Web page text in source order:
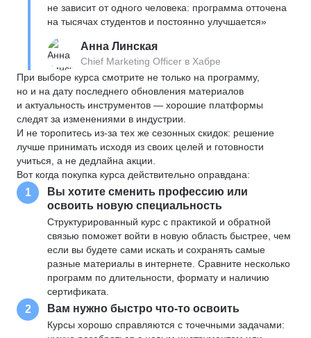
не зависит от одного человека: программа отточена
на тысячах студентов и постоянно улучшается»
Анна Линская
Chief Marketing Officer в Хабре
При выборе курса смотрите не только на программу,
но и на дату последнего обновления материалов
и актуальность инструментов — хорошие платформы
следят за изменениями в индустрии.
И не торопитесь из-за тех же сезонных скидок: решение
лучше принимать исходя из своих целей и готовности
учиться, а не дедлайна акции.
Вот когда покупка курса действительно оправдана:
1
Вы хотите сменить профессию или
освоить новую специальность
Структурированный курс с практикой и обратной
связью поможет войти в новую область быстрее, чем
если вы будете сами искать и сохранять самые
разные материалы в интернете. Сравните несколько
программ по длительности, формату и наличию
сертификата.
2 Вам нужно быстро что-то освоить
Курсы хорошо справляются с точечными задачами: